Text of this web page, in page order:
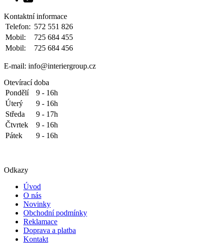
Kontaktní informace
Telefon: 572 551 826
Mobil:
725 684 455
Mobil:
725 684 456
E-mail: info@interiergroup.cz
Otevírací doba
Pondělí
9 - 16h
Úterý
9 - 16h
Středa
9 - 17h
Čtvrtek
9 - 16h
Pátek
9 - 16h
Odkazy
Úvod
O nás
Novinky
Obchodní podmínky
Reklamace
Doprava a platba
Kontakt